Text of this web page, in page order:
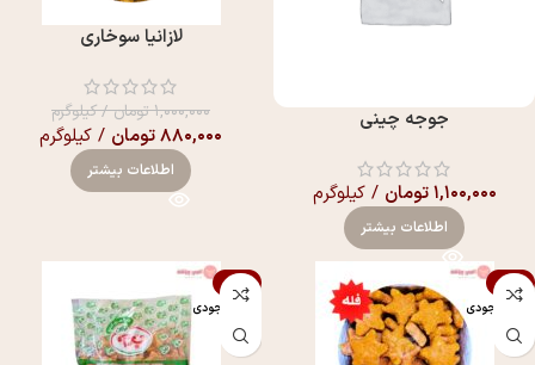
جوجه چینی
۱,۱۰۰,۰۰۰تومان / کیلوگرم
اطلاعات بیشتر
لازانیا سوخاری
۱,۰۰۰,۰۰۰تومان/ کیلوگرم
۸۸۰,۰۰۰تومان / کیلوگرم
اطلاعات بیشتر
-10%
اتمام موجودی
-10%
اتمام موجودی